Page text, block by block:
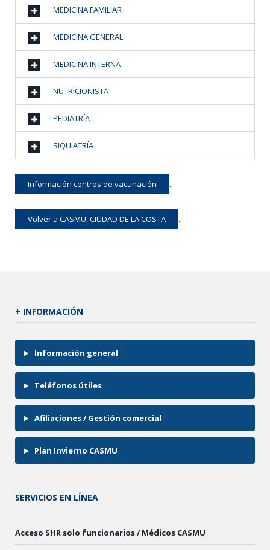
MEDICINA FAMILIAR
MEDICINA GENERAL
MEDICINA INTERNA
NUTRICIONISTA
PEDIATRÍA
SIQUIATRÍA
Información centros de vacunación .
Volver a CASMU, CIUDAD DE LA COSTA .
+ INFORMACIÓN
Información general
Teléfonos útiles
Afiliaciones / Gestión comercial
Plan Invierno CASMU
SERVICIOS EN LÍNEA
Acceso SHR solo funcionarios / Médicos CASMU